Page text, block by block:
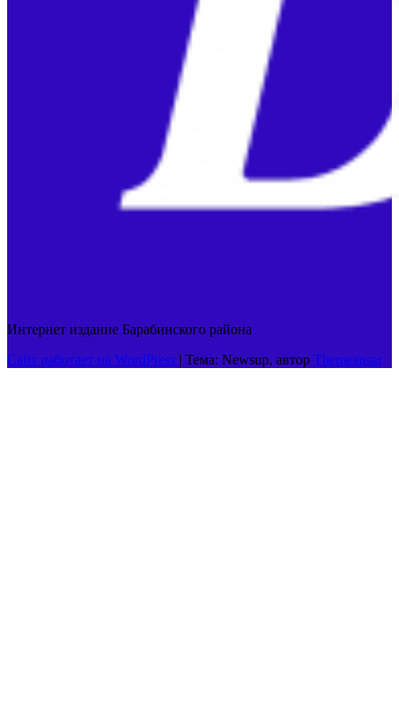
Интернет издание Барабинского района
Сайт работает на WordPress | Тема: Newsup, автор Themeansar